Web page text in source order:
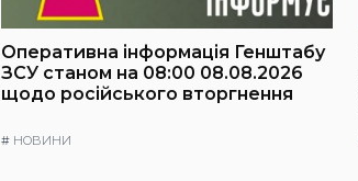
Оперативна інформація Генштабу
ЗСУ станом на 08:00 08.08.2026
щодо російського вторгнення
# НОВИНИ